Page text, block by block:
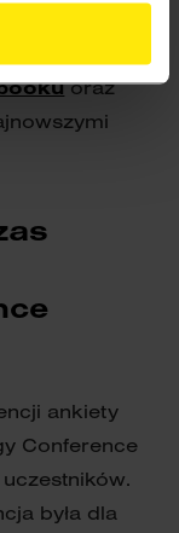
oraz
ankiety
Conference
uczestników.
była dla